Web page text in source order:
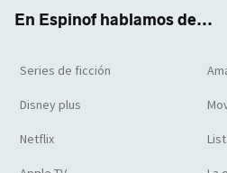
En Espinof hablamos de...
Series de ficción
Disney plus
Netflix